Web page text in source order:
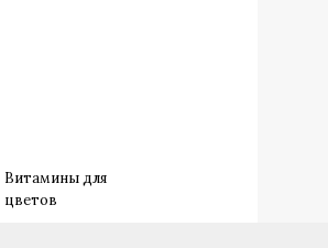
Витамины для
цветов